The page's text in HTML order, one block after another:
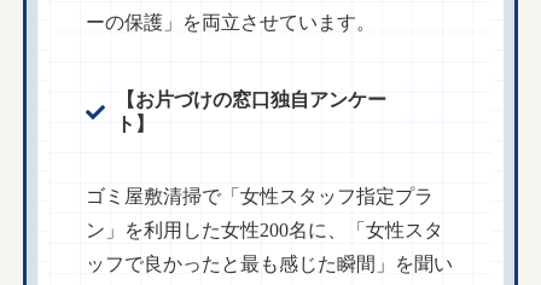
ーの保護」を両立させています。
【お片づけの窓口独自アンケー
ト】
ゴミ屋敷清掃で「女性スタッフ指定プラ
ン」を利用した女性200名に、「女性スタ
ッフで良かったと最も感じた瞬間」を聞い